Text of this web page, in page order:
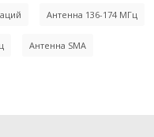
DMR +
Антенна 136-174 МГц
Антенна SMA